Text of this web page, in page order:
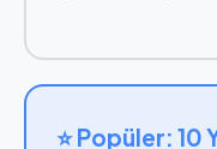
⭐ Popüler: 10